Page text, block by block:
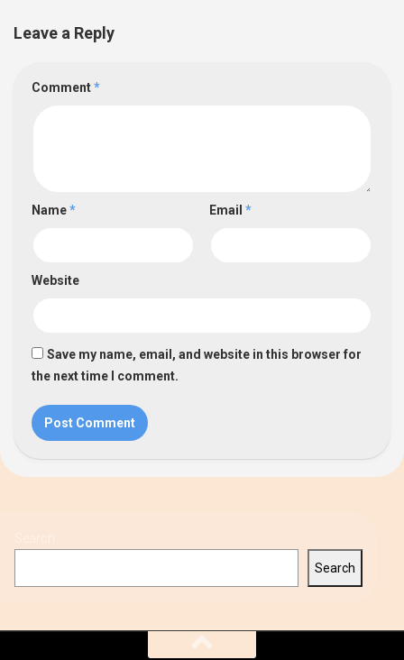
Leave a Reply
Comment*
Name* Email *
Website
Save my name, email, and website in this browser for
the next time I comment.
Search